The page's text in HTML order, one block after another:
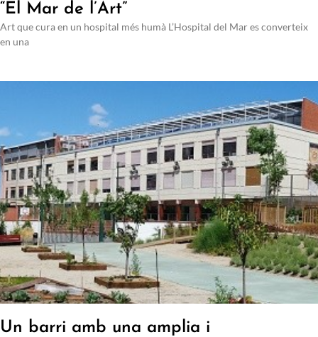
“El Mar de l’Art”
Art que cura en un hospital més humà L’Hospital del Mar es converteix
en una
Un barri amb una amplia i